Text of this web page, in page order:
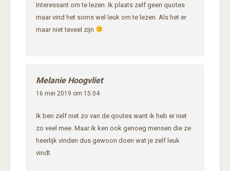
Interessant om te lezen. Ik plaats zelf geen quotes
maar vind het soms wel leuk om te lezen. Als het er
maar niet teveel zijn
Melanie Hoogvliet
16 mei 2019 om 15:04
Ik ben zelf niet zo van de qoutes want ik heb er niet
zo veel mee. Maar ik ken ook genoeg mensen die ze
heerlijk vinden dus gewoon doen wat je zelf leuk
vindt